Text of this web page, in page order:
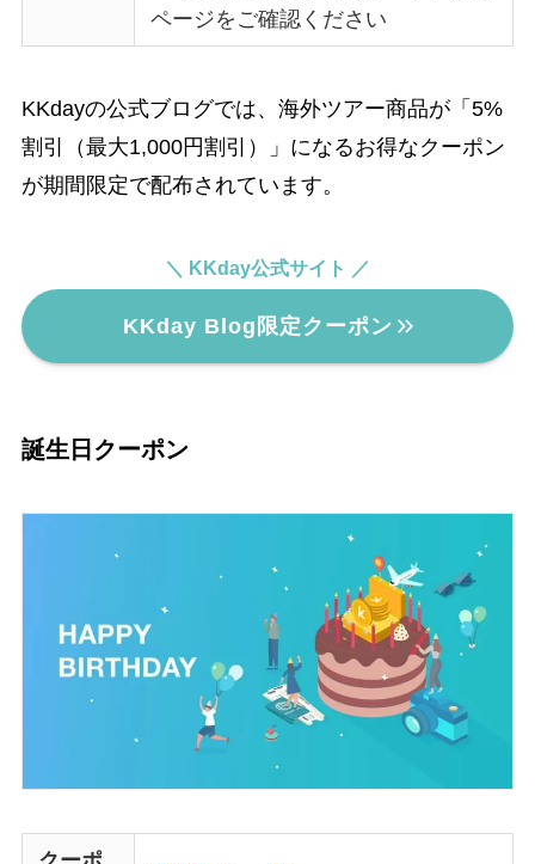
ページをご確認ください
KKdayの公式ブログでは、海外ツアー商品が「5%
割引（最大1,000円割引）」になるお得なクーポン
が期間限定で配布されています。
＼ KKday公式サイト ／
KKday Blog限定クーポン
誕生日クーポン